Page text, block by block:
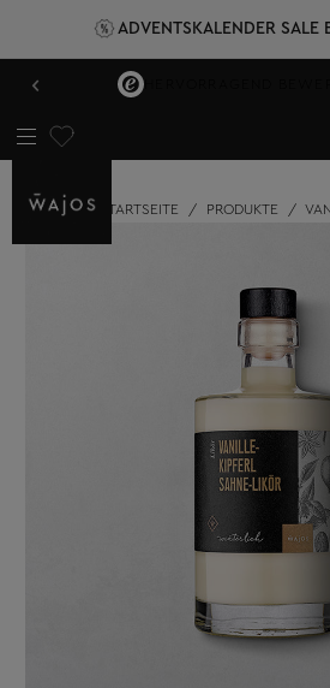
ADVENTSKALENDER SALE
‹ VERSANDKOSTENFREI
STARTSEITE / PRODUKTE /